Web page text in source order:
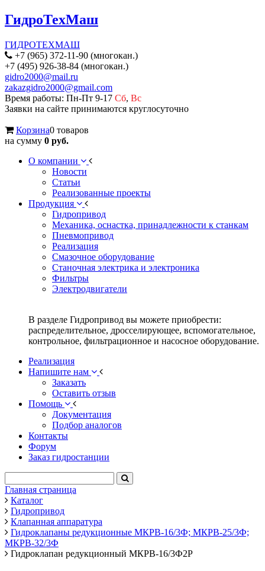
ГидроТехМаш
ГИДРОТЕХМАШ
+7 (965) 372-11-90 (многокан.)
+7 (495) 926-38-84 (многокан.)
gidro2000@mail.ru
zakazgidro2000@gmail.com
Время работы: Пн-Пт 9-17 Сб, Вс
Заявки на сайте принимаются круглосуточно
Корзина0 товаров
на сумму 0 руб.
О компании
Новости
Статьи
Реализованные проекты
Продукция
Гидропривод
Механика, оснастка, принадлежности к станкам
Пневмопривод
Реализация
Смазочное оборудование
Станочная электрика и электроника
Фильтры
Электродвигатели
В разделе Гидропривод вы можете приобрести:
распределительное, дросселирующее, вспомогательное,
контрольное, фильтрационное и насосное оборудование.
Реализация
Напишите нам
Заказать
Оставить отзыв
Помощь
Документация
Подбор аналогов
Контакты
Форум
Заказ гидростанции
Главная страница
Каталог
Гидропривод
Клапанная аппаратура
Гидроклапаны редукционные МКРВ-16/3Ф; МКРВ-25/3Ф;
МКРВ-32/3Ф
Гидроклапан редукционный МКРВ-16/3Ф2Р